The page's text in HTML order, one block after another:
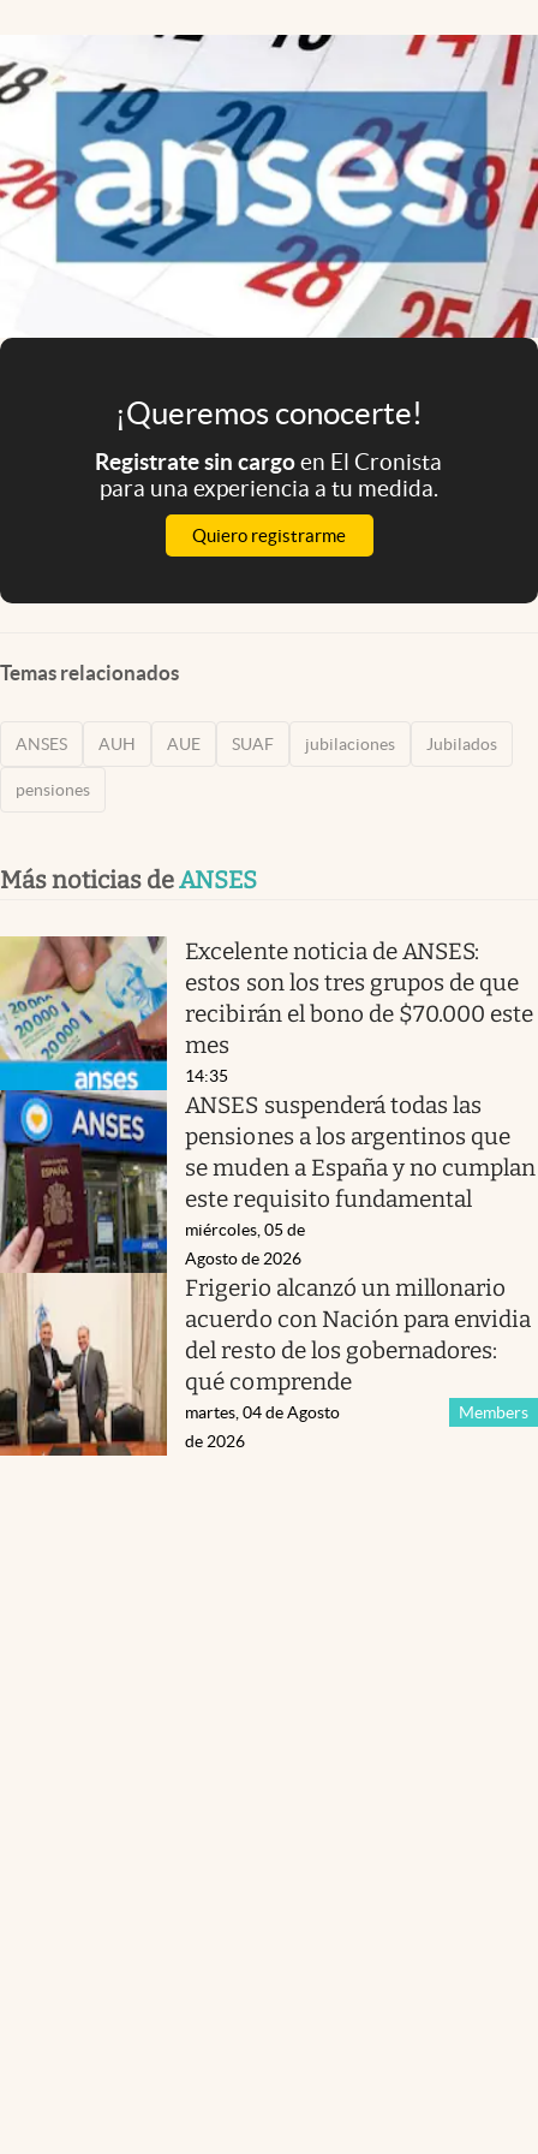
Clima
Mundial 2026
Eventos Corporativos
El Cronista Studio
¡Queremos conocerte!
Registrate sin cargoen El Cronista
para una experiencia a tu medida.
Quiero registrarme
Temas relacionados
ANSES AUH AUE SUAF jubilaciones Jubilados
pensiones
Más noticias deANSES
Excelente noticia de ANSES:
estos son los tres grupos de que
recibirán el bono de $70.000 este
mes
14:35
ANSES suspenderá todas las
pensiones a los argentinos que
se muden a España y no cumplan
este requisito fundamental
miércoles, 05 de
Agosto de 2026
Frigerio alcanzó un millonario
acuerdo con Nación para envidia
del resto de los gobernadores:
qué comprende
Members
martes, 04 de Agosto
de 2026